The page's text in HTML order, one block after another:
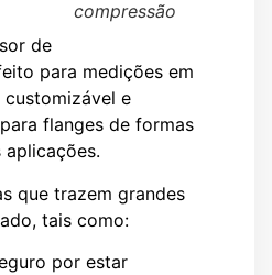
compressão
de
para medições em
customizável e
flanges de formas
que trazem grandes
tais como:
por estar